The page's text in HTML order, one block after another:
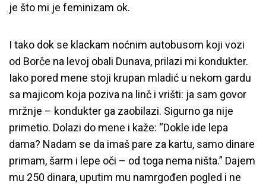
je što mi je feminizam ok.
I tako dok se klackam noćnim autobusom koji vozi
od Borče na levoj obali Dunava, prilazi mi kondukter.
Iako pored mene stoji krupan mladić u nekom gardu
sa majicom koja poziva na linč i vrišti: ja sam govor
mržnje – kondukter ga zaobilazi. Sigurno ga nije
primetio. Dolazi do mene i kaže: “Dokle ide lepa
dama? Nadam se da imaš pare za kartu, samo dinare
primam, šarm i lepe oči – od toga nema ništa.” Dajem
mu 250 dinara, uputim mu namrgođen pogled i ne